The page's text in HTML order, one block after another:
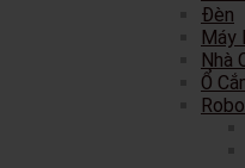
Đèn
Máy
Nhà
Ổ